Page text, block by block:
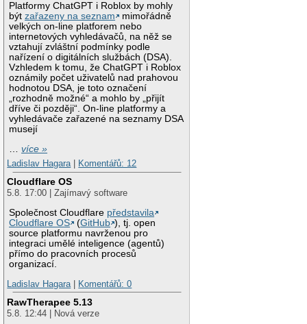
Platformy ChatGPT i Roblox by mohly
býtzařazeny na seznam
mimořádně
velkých on-line platforem nebo
internetových vyhledávačů, na něž se
vztahují zvláštní podmínky podle
nařízení o digitálních službách (DSA).
Vzhledem k tomu, že ChatGPT i Roblox
oznámily počet uživatelů nad prahovou
hodnotou DSA, je toto označení
„rozhodně možné“ a mohlo by „přijít
dříve či později“. On-line platformy a
vyhledávače zařazené na seznamy DSA
musejí
…více »
Ladislav Hagara| Komentářů: 12
Cloudflare OS
5.8. 17:00 | Zajímavý software
Společnost Cloudflare představila
Cloudflare OS
(GitHub ), tj. open
source platformu navrženou pro
integraci umělé inteligence (agentů)
přímo do pracovních procesů
organizací.
Ladislav Hagara| Komentářů: 0
RawTherapee 5.13
5.8. 12:44 | Nová verze